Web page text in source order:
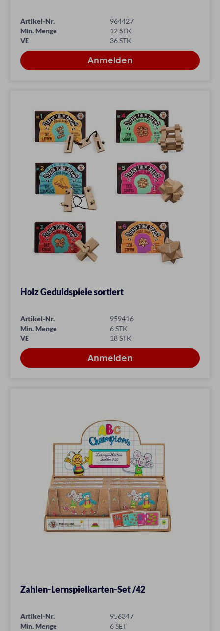
Artikel-Nr.
964427
Min. Menge
12 STK
VE
36 STK
Holz Geduldspiele sortiert
Artikel-Nr.
959416
Min. Menge
6 STK
VE
18 STK
Zahlen-Lernspielkarten-Set /42
Artikel-Nr.
956347
Min. Menge
6 SET